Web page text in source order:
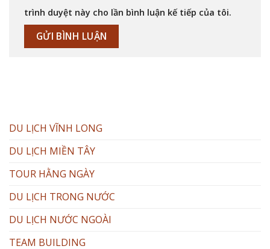
trình duyệt này cho lần bình luận kế tiếp của tôi.
DU LỊCH VĨNH LONG
DU LỊCH MIỀN TÂY
TOUR HẰNG NGÀY
DU LỊCH TRONG NƯỚC
DU LỊCH NƯỚC NGOÀI
TEAM BUILDING